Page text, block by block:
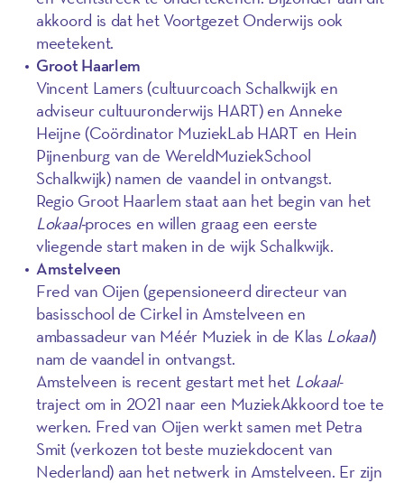
akkoord is dat het Voortgezet Onderwijs ook
meetekent.
Groot Haarlem
Vincent Lamers (cultuurcoach Schalkwijk en
adviseur cultuuronderwijs HART) en Anneke
Heijne (Coördinator MuziekLab HART en Hein
Pijnenburg van de WereldMuziekSchool
Schalkwijk) namen de vaandel in ontvangst.
Regio Groot Haarlem staat aan het begin van het
Lokaal-proces en willen graag een eerste
vliegende start maken in de wijk Schalkwijk.
Amstelveen
Fred van Oijen (gepensioneerd directeur van
basisschool de Cirkel in Amstelveen en
ambassadeur van Méér Muziek in de Klas Lokaal)
nam de vaandel in ontvangst.
Amstelveen is recent gestart met het Lokaal-
traject om in 2021 naar een MuziekAkkoord toe te
werken. Fred van Oijen werkt samen met Petra
Smit (verkozen tot beste muziekdocent van
Nederland) aan het netwerk in Amstelveen. Er zijn